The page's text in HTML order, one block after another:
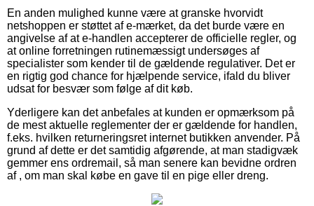
En anden mulighed kunne være at granske hvorvidt
netshoppen er støttet af e-mærket, da det burde være en
angivelse af at e-handlen accepterer de officielle regler, og
at online forretningen rutinemæssigt undersøges af
specialister som kender til de gældende regulativer. Det er
en rigtig god chance for hjælpende service, ifald du bliver
udsat for besvær som følge af dit køb.
Yderligere kan det anbefales at kunden er opmærksom på
de mest aktuelle reglementer der er gældende for handlen,
f.eks. hvilken returneringsret internet butikken anvender. På
grund af dette er det samtidig afgørende, at man stadigvæk
gemmer ens ordremail, så man senere kan bevidne ordren
af , om man skal købe en gave til en pige eller dreng.